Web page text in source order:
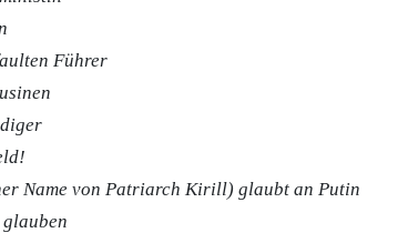
Führer
Name von Patriarch Kirill) glaubt an Putin